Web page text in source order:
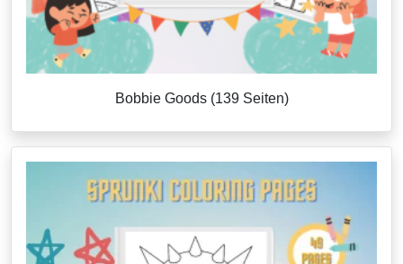
Bobbie Goods (139 Seiten)